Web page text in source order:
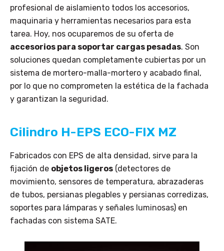
profesional de aislamiento todos los accesorios,
maquinaria y herramientas necesarios para esta
tarea. Hoy, nos ocuparemos de su oferta de
accesorios para soportar cargas pesadas. Son
soluciones quedan completamente cubiertas por un
sistema de mortero-malla-mortero y acabado final,
por lo que no comprometen la estética de la fachada
y garantizan la seguridad.
Cilindro H-EPS ECO-FIX MZ
Fabricados con EPS de alta densidad, sirve para la
fijación de objetos ligeros (detectores de
movimiento, sensores de temperatura, abrazaderas
de tubos, persianas plegables y persianas corredizas,
soportes para lámparas y señales luminosas) en
fachadas con sistema SATE.